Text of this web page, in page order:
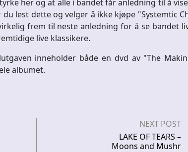
her og at alle i bandet får anledning til å
lest dette og velger å ikke kjøpe "Systemtic
frem til neste anledning for å se bandet
live klassikere.
inneholder både en dvd av "The
albumet.
NEXT POST
LAKE OF TEARS –
Moons and Mushr